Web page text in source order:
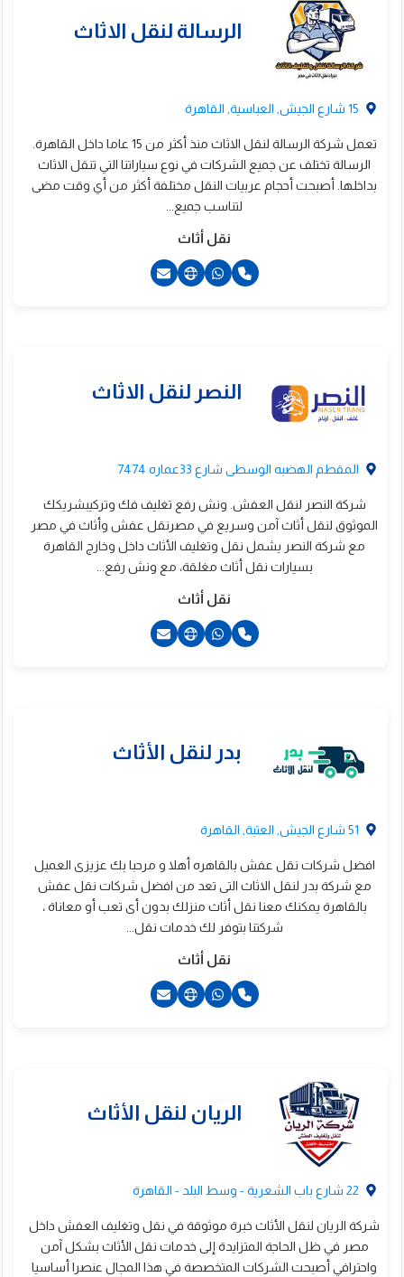
الدهب لنقل الأثاث
لنقل الاثاث
تعمل شركة الرسالة لنقل الاثاث منذ أكثر من 15 عاما داخل القاهرة.
الرسالة تختلف عن جميع الشركات في نوع سياراتنا التي تنقل الاثاث
بداخلها. أصبحت أحجام عربيات النقل مختلفة أكثر من أي وقت مضى
لتناسب جميع...
نقل أثاث
المقطم الهضبه الوسطى شارع 33عماره 7474
شركة النصر لنقل العفش. ونش رفع تغليف فك وتركيبشريكك
الموثوق لنقل أثاث آمن وسريع في مصرنقل عفش وأثاث في مصر
مع شركة النصر يشمل نقل وتغليف الأثاث داخل وخارج القاهرة
بسيارات نقل أثاث مغلقة، مع ونش رفع...
نقل أثاث
افضل شركات نقل عفش بالقاهره أهلا و مرحبا بك عزيزى العميل
مع شركة بدر لنقل الاثاث التى تعد من افضل شركات نقل عفش
بالقاهرة يمكنك معنا نقل أثاث منزلك بدون أى تعب أو معاناة ،
شركتنا بتوفر لك خدمات نقل...
نقل أثاث
شركة الريان لنقل الأثاث خبرة موثوقة في نقل وتغليف العفش داخل
مصر في ظل الحاجة المتزايدة إلى خدمات نقل الأثاث بشكل آمن
واحترافي أصبحت الشركات المتخصصة في هذا المجال عنصرا أساسيا